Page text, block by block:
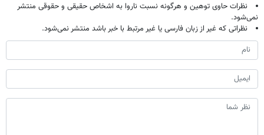
نظرات حاوی توهین و هرگونه نسبت ناروا به اشخاص حقیقی و حقوقی منتشر
نمی‌شود.
نظراتی که غیر از زبان فارسی یا غیر مرتبط با خبر باشد منتشر نمی‌شود.